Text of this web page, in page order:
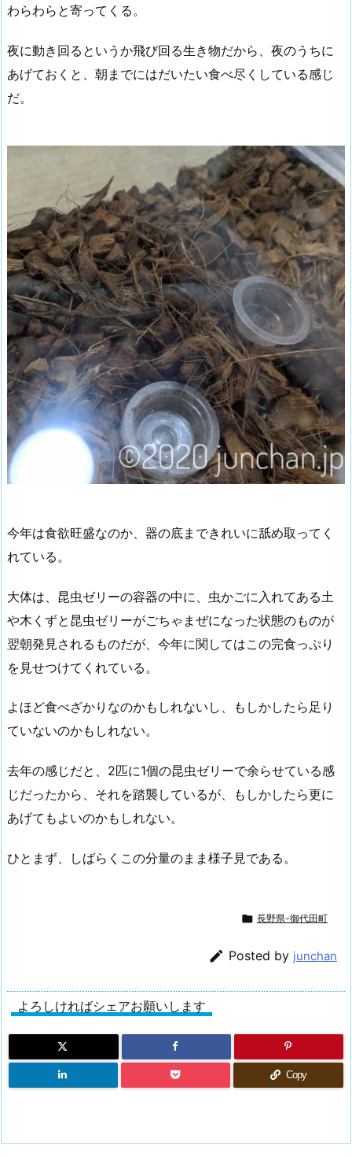
わらわらと寄ってくる。
夜に動き回るというか飛び回る生き物だから、夜のうちに
あげておくと、朝までにはだいたい食べ尽くしている感じ
だ。
今年は食欲旺盛なのか、器の底まできれいに舐め取ってく
れている。
大体は、昆虫ゼリーの容器の中に、虫かごに入れてある土
や木くずと昆虫ゼリーがごちゃまぜになった状態のものが
翌朝発見されるものだが、今年に関してはこの完食っぷり
を見せつけてくれている。
よほど食べざかりなのかもしれないし、もしかしたら足り
ていないのかもしれない。
去年の感じだと、2匹に1個の昆虫ゼリーで余らせている感
じだったから、それを踏襲しているが、もしかしたら更に
あげてもよいのかもしれない。
ひとまず、しばらくこの分量のまま様子見である。
 長野県-御代田町
 Posted by junchan
よろしければシェアお願いします
Copy